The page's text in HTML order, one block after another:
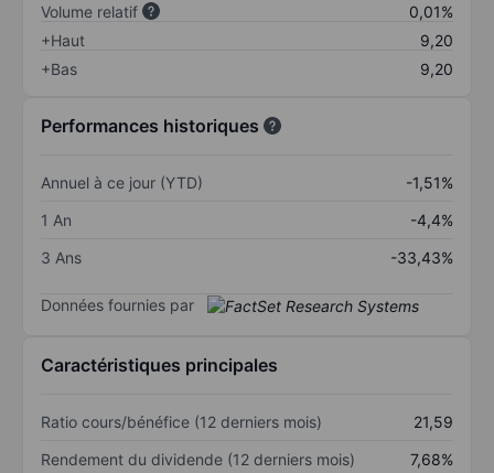
Volume relatif
0,01%
+Haut
9,20
+Bas
9,20
Performances historiques
Annuel à ce jour (YTD)
-1,51%
1 An
-4,4%
3 Ans
-33,43%
Données fournies par
Caractéristiques principales
Ratio cours/bénéfice (12 derniers mois)
21,59
Rendement du dividende (12 derniers mois)
7,68%